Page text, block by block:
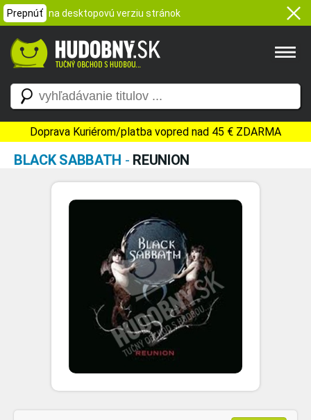
Prepnúť na desktopovú verziu stránok
Doprava Kuriérom/platba vopred nad 45 € ZDARMA
BLACK SABBATH - REUNION